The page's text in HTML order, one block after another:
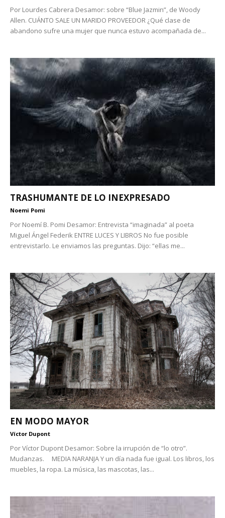
Por Lourdes Cabrera Desamor: sobre “Blue Jazmin”, de Woody
Allen. CUÁNTO SALE UN MARIDO PROVEEDOR ¿Qué clase de
abandono sufre una mujer que nunca estuvo acompañada de...
TRASHUMANTE DE LO INEXPRESADO
Noemi Pomi
Por Noemí B. Pomi Desamor: Entrevista “imaginada” al poeta
Miguel Ángel Federik ENTRE LUCES Y LIBROS No fue posible
entrevistarlo. Le enviamos las preguntas. Dijo: “ellas me...
EN MODO MAYOR
Víctor Dupont
Por Víctor Dupont Desamor: Sobre la irrupción de “lo otro”.
Mudanzas. MEDIA NARANJA Y un día nada fue igual. Los libros, los
muebles, la ropa. La música, las mascotas, las...